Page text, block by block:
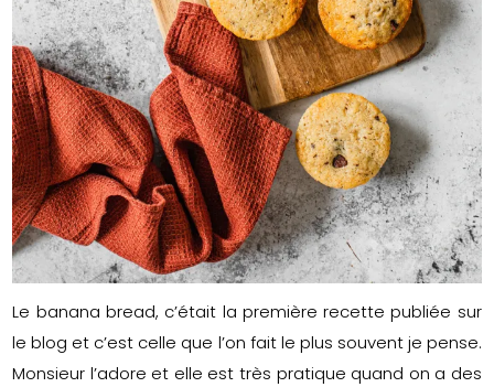
Le banana bread, c’était la première recette publiée sur
le blog et c’est celle que l’on fait le plus souvent je pense.
Monsieur l’adore et elle est très pratique quand on a des